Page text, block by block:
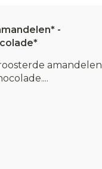
-
amandelen